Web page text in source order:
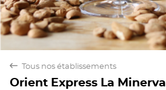
back Tous nos établissements
Orient Express La Minerva